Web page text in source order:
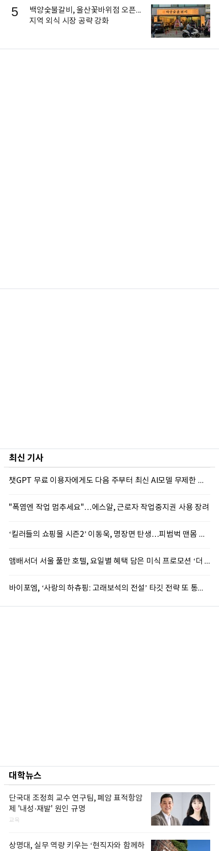
5
백양숯불갈비, 울산꽃바위점 오픈...
지역 외식 시장 공략 강화
최신 기사
챗GPT 무료 이용자에게도 다음 주부터 최신 AI모델 무제한 제공...오픈AI, GPT-5.6 '루나' 모델 제한없이 제공키로
"폭염엔 작업 멈추세요"…에스알, 근로자 작업중지권 사용 장려
‘킬러들의 쇼핑몰 시즌2’ 이동욱, 명장면 탄생…피범벅 맨몸 액션 ‘감탄’
앰배서더 서울 풀만 호텔, 요일별 혜택 담은 미식 프로모션 ‘더 킹스 : 다이닝 프리빌리지즈’ 선봬
바이포엠, ‘사랑의 하츄핑: 고래보석의 전설’ 타깃 전략 또 통했다
대학뉴스
단국대 조정희 교수 연구팀, 폐암 표적항암
제 '내성·재발' 원인 규명
교육
상명대, 실무 역량 키우는 ‘현직자와 함께하